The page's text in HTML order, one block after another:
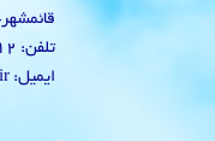
تلفن: 01133136012
ایمیل: info@mazmet.ir